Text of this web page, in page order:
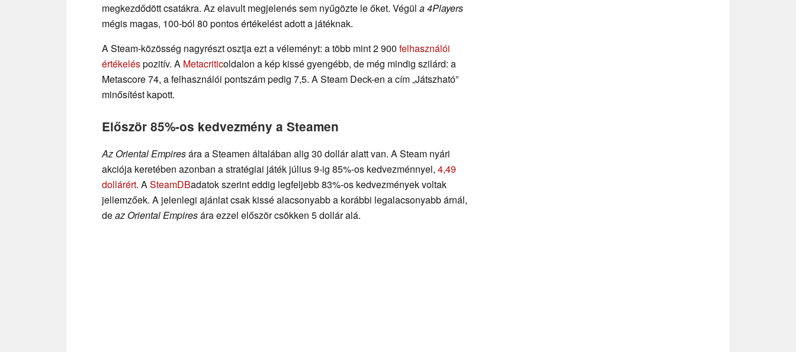
megkezdődött csatákra. Az elavult megjelenés sem nyűgözte le őket. Végül a 4Players
mégis magas, 100-ból 80 pontos értékelést adott a játéknak.
A Steam-közösség nagyrészt osztja ezt a véleményt: a több mint 2 900 felhasználói
értékeléspozitív. A Metacriticoldalon a kép kissé gyengébb, de még mindig szilárd: a
Metascore 74, a felhasználói pontszám pedig 7,5. A Steam Deck-en a cím „Játszható”
minősítést kapott.
Először 85%-os kedvezmény a Steamen
Az Oriental Empiresára a Steamen általában alig 30 dollár alatt van. A Steam nyári
akciója keretében azonban a stratégiai játék július 9-ig 85%-os kedvezménnyel, 4,49
dollárért. ASteamDBadatok szerint eddig legfeljebb 83%-os kedvezmények voltak
jellemzőek. A jelenlegi ajánlat csak kissé alacsonyabb a korábbi legalacsonyabb árnál,
deaz Oriental Empiresára ezzel először csökken 5 dollár alá.